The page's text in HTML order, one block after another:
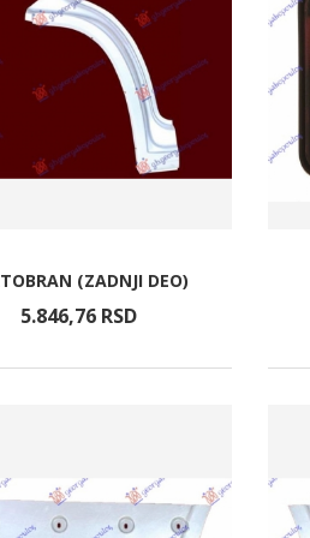
(ZADNJI DEO)
5.846,76 RSD